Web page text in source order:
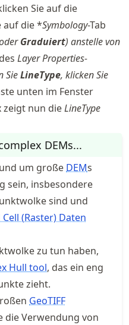
Sie auf die
auf die *Symbology-Tab
Graduiert) anstelle von
Layer Properties-
SieLineType, klicken Sie
unten im Fenster
zeigt nun dieLineType
DEMs...
um große DEMs
sein, insbesondere
sind und
(Raster) Daten
zu tun haben,
Hull tool, das ein eng
zieht.
GeoTIFF
die Verwendung von